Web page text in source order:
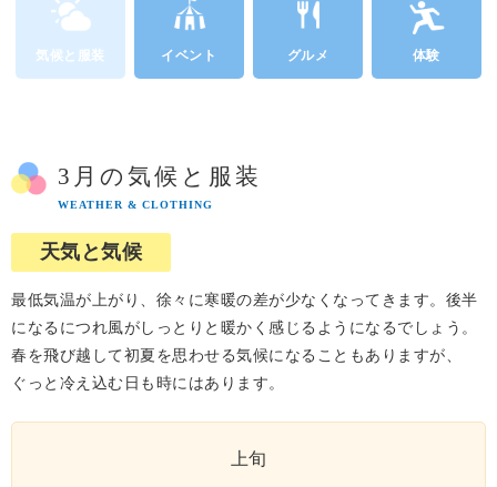
気候と服装 イベント グルメ 体験
3月の気候と服装
WEATHER & CLOTHING
天気と気候
最低気温が上がり、徐々に寒暖の差が少なくなってきます。後半
になるにつれ風がしっとりと暖かく感じるようになるでしょう。
春を飛び越して初夏を思わせる気候になることもありますが、
ぐっと冷え込む日も時にはあります。
上旬